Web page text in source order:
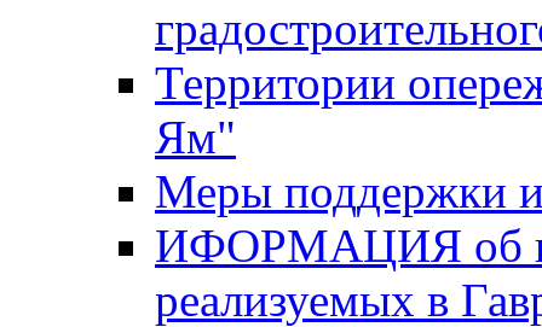
Территории
Ям"
Меры поддержки
ИФОРМАЦИЯ об
реализуемых в